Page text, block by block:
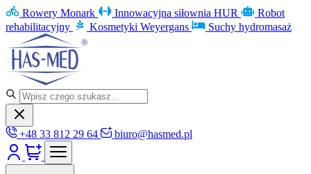
Rowery Monark Innowacyjna siłownia HUR
Robot
rehabilitacyjny
Kosmetyki Weyergans Suchy hydromasaż
+48 33 812 29 64 biuro@hasmed.pl